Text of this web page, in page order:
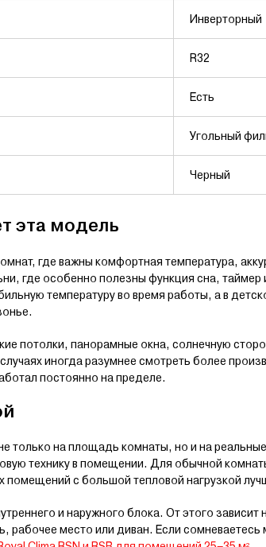
Инверторный
R32
Есть
Угольный
Черный
эта модель
где важны комфортная температура,
где особенно полезны функция сна,
температуру во время работы, а в
потолки, панорамные окна, солнечную
иногда разумнее смотреть более
постоянно на пределе.
только на площадь комнаты, но и на
технику в помещении. Для обычной комнаты
с большой тепловой нагрузкой
и наружного блока. От этого
рабочее место или диван. Если